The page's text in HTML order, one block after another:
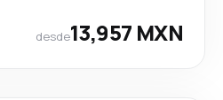
desde13,957 MXN